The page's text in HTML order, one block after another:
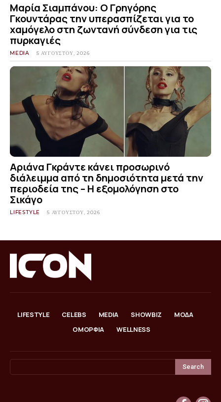
Μαρία Σιαμπάνου: Ο Γρηγόρης
Γκουντάρας την υπερασπίζεται για το
χαμόγελο στη ζωντανή σύνδεση για τις
πυρκαγιές
MEDIA 5 ΑΥΓΟΎΣΤΟΥ, 2026
Αριάνα Γκράντε κάνει προσωρινό
διάλειμμα από τη δημοσιότητα μετά την
περιοδεία της – Η εξομολόγηση στο
Σικάγο
LIFESTYLE 5 ΑΥΓΟΎΣΤΟΥ, 2026
LIFESTYLE CELEBS MEDIA SHOWBIZ
ΜΟΔΑ
ΟΜΟΡΦΙΑ
WELLNESS
Search